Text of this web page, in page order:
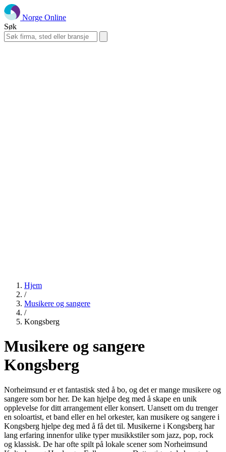
Norge Online
Søk
Hjem
/
Musikere og sangere
/
Kongsberg
Musikere og sangere
Kongsberg
Norheimsund er et fantastisk sted å bo, og det er mange musikere og
sangere som bor her. De kan hjelpe deg med å skape en unik
opplevelse for ditt arrangement eller konsert. Uansett om du trenger
en soloartist, et band eller en hel orkester, kan musikere og sangere i
Kongsberg hjelpe deg med å få det til. Musikerne i Kongsberg har
lang erfaring innenfor ulike typer musikkstiler som jazz, pop, rock
og klassisk. De har ofte spilt på lokale scener som Norheimsund